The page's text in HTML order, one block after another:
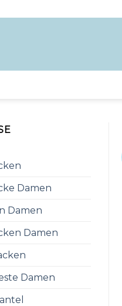
Damen
Damen
Damen
Damen